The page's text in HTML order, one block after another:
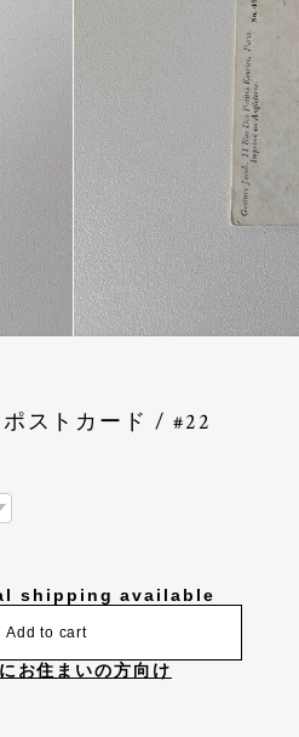
ポストカード / #22
shipping available
Add to cart
お住まいの方向け